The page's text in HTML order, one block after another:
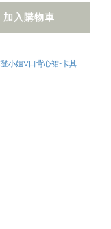
加入購物車